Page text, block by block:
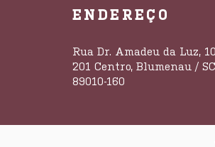
ENDEREÇO
Rua Dr. Amadeu da Luz,
201 Centro, Blumenau /
89010-160